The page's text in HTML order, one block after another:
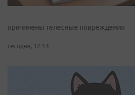
причинены телесные повреждения
сегодня, 12:13